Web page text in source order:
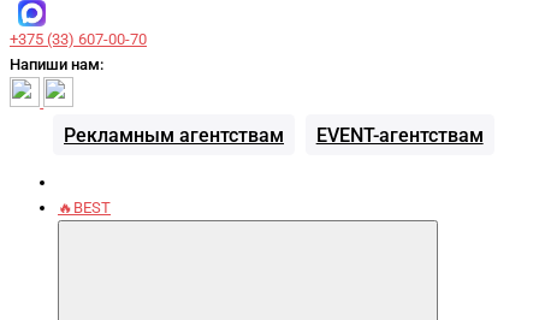
+375 (33) 607-00-70
Напиши нам:
Рекламным агентствам EVENT-агентствам
🔥BEST